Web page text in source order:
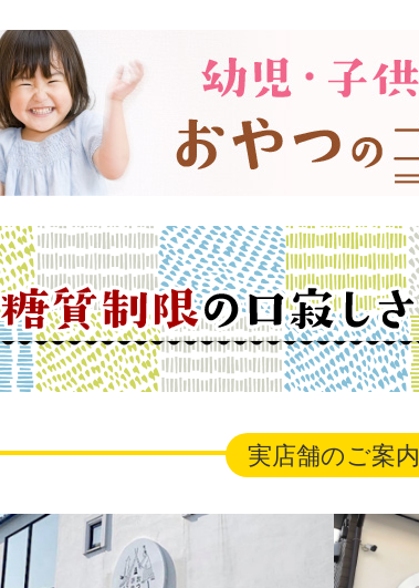
実店舗のご案内